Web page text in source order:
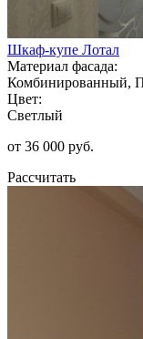
Шкаф-купе Лотал
Материал фасада:
Комбинированный,
Цвет:
Светлый
от 36 000 руб.
Рассчитать